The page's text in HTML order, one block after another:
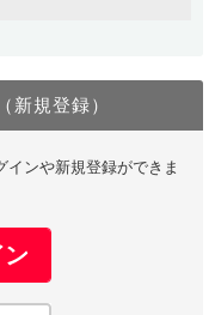
グイン
Amazon
ント作成
Yahoo!
新規登録）
ンや新規登録ができま